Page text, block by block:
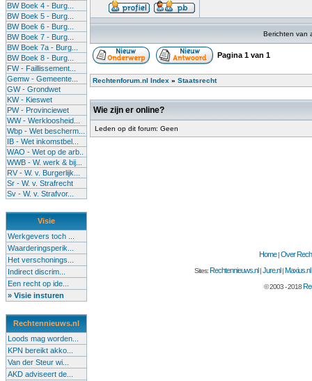
BW Boek 4 - Burg...
BW Boek 5 - Burg...
BW Boek 6 - Burg...
BW Boek 7 - Burg...
BW Boek 7a - Burg...
BW Boek 8 - Burg...
FW - Faillissement...
Gemw - Gemeente...
GW - Grondwet
KW - Kieswet
PW - Provinciewet
WW - Werkloosheid...
Wbp - Wet bescherm...
IB - Wet inkomstbel...
WAO - Wet op de arb..
WWB - W. werk & bij...
RV - W. v. Burgerlijk...
Sr - W. v. Strafrecht
Sv - W. v. Strafvor...
Visie
Werkgevers toch ...
Waarderingsperik...
Het verschonings...
Indirect discrim...
Een recht op ide...
» Visie insturen
Rechtennieuws.nl
Loods mag worden...
KPN bereikt akko...
Van der Steur wi...
AKD adviseert de...
Berichten van
Pagina 1 van 1
Rechtenforum.nl Index » Staatsrecht
Wie zijn er online?
Leden op dit forum: Geen
Home|Over
Sites:Rechtennieuws.nl |Jure.nl |Maxius.nl
© 2003 - 2018